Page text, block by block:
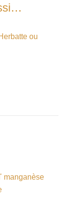
ou
manganèse